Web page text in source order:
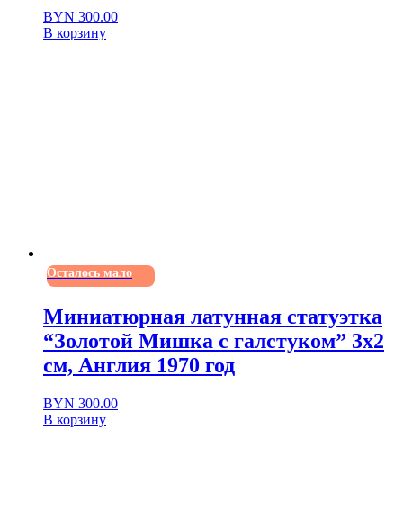
BYN 300.00
В корзину
Осталось мало
Миниатюрная латунная статуэтка
“Золотой Мишка с галстуком” 3х2
см, Англия 1970 год
BYN 300.00
В корзину